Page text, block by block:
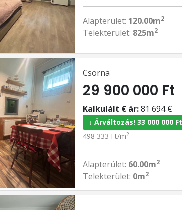
Alapterület: 120.00m2
Telekterület: 825m2
Csorna
29 900 000 Ft
Kalkulált € ár:81 694 €
↓ Árváltozás! 33 000 000 Ft
498 333 Ft/m2
Alapterület: 60.00m2
Telekterület: 0m2